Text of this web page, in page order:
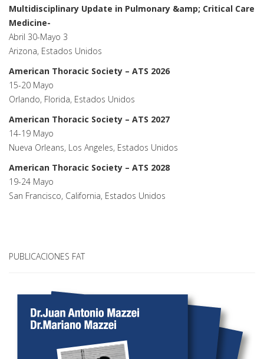
Multidisciplinary Update in Pulmonary &amp; Critical Care
Medicine-
Abril 30-Mayo 3
Arizona, Estados Unidos
American Thoracic Society – ATS 2026
15-20 Mayo
Orlando, Florida, Estados Unidos
American Thoracic Society – ATS 2027
14-19 Mayo
Nueva Orleans, Los Angeles, Estados Unidos
American Thoracic Society – ATS 2028
19-24 Mayo
San Francisco, California, Estados Unidos
PUBLICACIONES FAT